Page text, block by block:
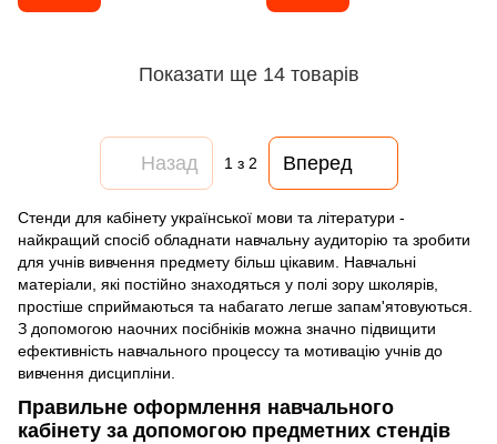
Показати ще 14 товарів
Назад 1 з 2 Вперед
Стенди для кабінету української мови та літератури -
найкращий спосіб обладнати навчальну аудиторію та зробити
для учнів вивчення предмету більш цікавим. Навчальні
матеріали, які постійно знаходяться у полі зору школярів,
простіше сприймаються та набагато легше запам'ятовуються.
З допомогою наочних посібніків можна значно підвищити
ефективність навчального процессу та мотивацію учнів до
вивчення дисципліни.
Правильне оформлення навчального
кабінету за допомогою предметних стендів